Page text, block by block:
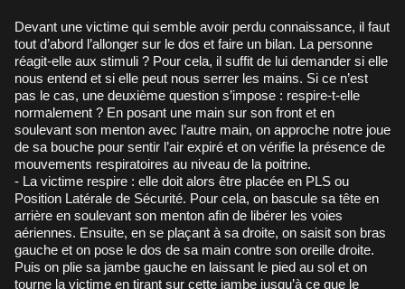
Devant une victime qui semble avoir perdu connaissance, il faut
tout d’abord l’allonger sur le dos et faire un bilan. La personne
réagit-elle aux stimuli ? Pour cela, il suffit de lui demander si elle
nous entend et si elle peut nous serrer les mains. Si ce n’est
pas le cas, une deuxième question s’impose : respire-t-elle
normalement ? En posant une main sur son front et en
soulevant son menton avec l’autre main, on approche notre joue
de sa bouche pour sentir l’air expiré et on vérifie la présence de
mouvements respiratoires au niveau de la poitrine.
- La victime respire : elle doit alors être placée en PLS ou
Position Latérale de Sécurité. Pour cela, on bascule sa tête en
arrière en soulevant son menton afin de libérer les voies
aériennes. Ensuite, en se plaçant à sa droite, on saisit son bras
gauche et on pose le dos de sa main contre son oreille droite.
Puis on plie sa jambe gauche en laissant le pied au sol et on
tourne la victime en tirant sur cette jambe jusqu’à ce que le